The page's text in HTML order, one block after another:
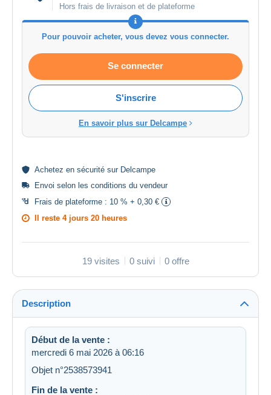
Hors frais de livraison et de plateforme
Pour pouvoir acheter, vous devez vous connecter.
Se connecter
S'inscrire
En savoir plus sur Delcampe
Achetez en sécurité sur Delcampe
Envoi selon les conditions du vendeur
Frais de plateforme : 10 % + 0,30 €
Il reste 4 jours 20 heures
19 visites 0 suivi 0 offre
Description
Début de la vente :
mercredi 6 mai 2026 à 06:16
Objet n°2538573941
Fin de la vente :